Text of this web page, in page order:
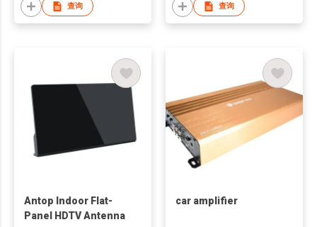
查询 查询
Antop Indoor Flat-
Panel HDTV Antenna
car amplifier